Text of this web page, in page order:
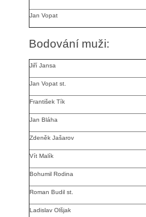
Jan Vopat
Bodování muži:
Jiří Jansa
Jan Vopat st.
František Tík
Jan Bláha
Zdeněk Jašarov
Vít Malík
Bohumil Rodina
Roman Budil st.
Ladislav Olšjak